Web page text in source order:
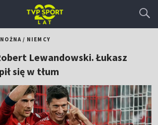
/ NIEMCY
Lewandowski. Łukasz
się w tłum